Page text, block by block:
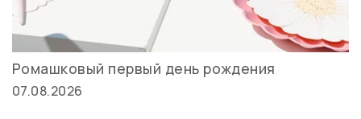
Ромашковый первый день рождения
07.08.2026